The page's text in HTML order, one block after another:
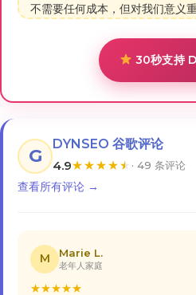
不需要任何成本，但对我们意义重
30秒支持
G
DYNSEO 谷歌评论
4.9★★★★★ · 49 条评论
查看所有评论 →
M Marie L.
老年人家庭
★★★★★